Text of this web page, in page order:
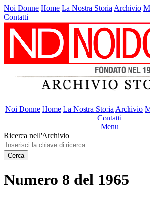
Noi Donne Home La Nostra Storia Archivio
Contatti
Noi Donne Home La Nostra Storia Archivio
Contatti
Menu
Ricerca nell'Archivio
Cerca
Numero 8 del 1965